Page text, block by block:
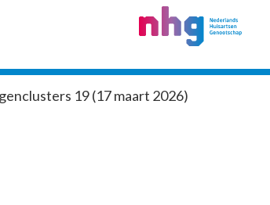
19 (17 maart 2026)